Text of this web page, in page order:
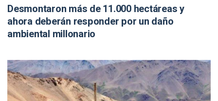
Desmontaron más de 11.000 hectáreas y
ahora deberán responder por un daño
ambiental millonario